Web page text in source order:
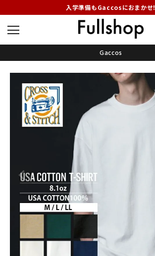
入学準備もGaccosにおまかせ！
Gaccos